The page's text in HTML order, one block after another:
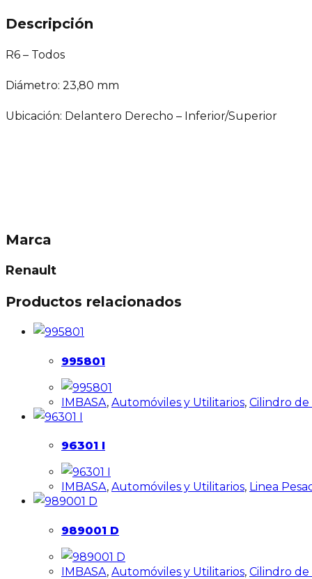
Descripción
R6 – Todos
Diámetro: 23,80 mm
Ubicación: Delantero Derecho – Inferior/Superior
Marca
Renault
Productos relacionados
995801
IMBASA, Automóviles y Utilitarios, Cilindro
96301 I
IMBASA, Automóviles y Utilitarios, Linea
989001 D
IMBASA, Automóviles y Utilitarios, Cilindro